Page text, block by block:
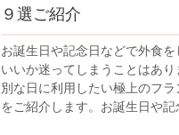
９選ご紹介
お誕生日や記念日などで外食
いいか迷ってしまうことはあ
別な日に利用したい極上のフ
をご紹介します。お誕生日や
に覚えておくと便利なレスト